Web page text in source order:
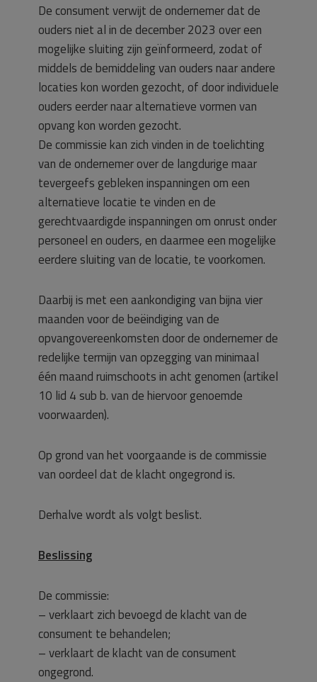
De consument verwijt de ondernemer dat de
ouders niet al in de december 2023 over een
mogelijke sluiting zijn geïnformeerd, zodat of
middels de bemiddeling van ouders naar andere
locaties kon worden gezocht, of door individuele
ouders eerder naar alternatieve vormen van
opvang kon worden gezocht.
De commissie kan zich vinden in de toelichting
van de ondernemer over de langdurige maar
tevergeefs gebleken inspanningen om een
alternatieve locatie te vinden en de
gerechtvaardigde inspanningen om onrust onder
personeel en ouders, en daarmee een mogelijke
eerdere sluiting van de locatie, te voorkomen.
Daarbij is met een aankondiging van bijna vier
maanden voor de beëindiging van de
opvangovereenkomsten door de ondernemer de
redelijke termijn van opzegging van minimaal
één maand ruimschoots in acht genomen (artikel
10 lid 4 sub b. van de hiervoor genoemde
voorwaarden).
Op grond van het voorgaande is de commissie
van oordeel dat de klacht ongegrond is.
Derhalve wordt als volgt beslist.
Beslissing
De commissie:
– verklaart zich bevoegd de klacht van de
consument te behandelen;
– verklaart de klacht van de consument
ongegrond.